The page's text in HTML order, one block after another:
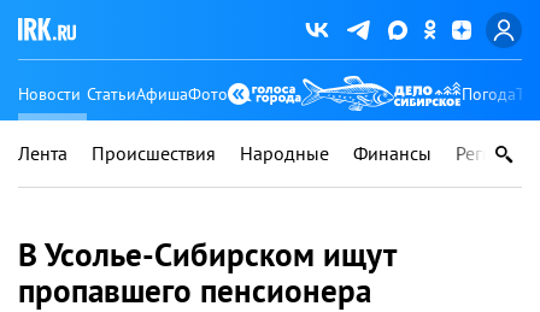
Новости СтатьиАфишаФото Погода
Лента Происшествия Народные Финансы Регионы
В Усолье-Сибирском ищут
пропавшего пенсионера